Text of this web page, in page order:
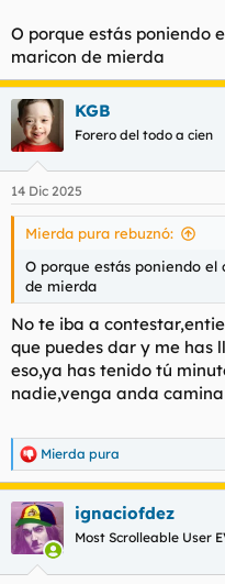
O porque estás poniendo
maricon de mierda
KGB
Forero del todo a cien
14 Dic 2025
Mierda pura rebuznó:
O porque estás poniendo
de mierda
No te iba a
que puedes dar y me
eso,ya has tenido tú
nadie,venga anda camina
R
e
a
c
c
i
Mierda pura
ignaciofdez
Most Scrolleable User